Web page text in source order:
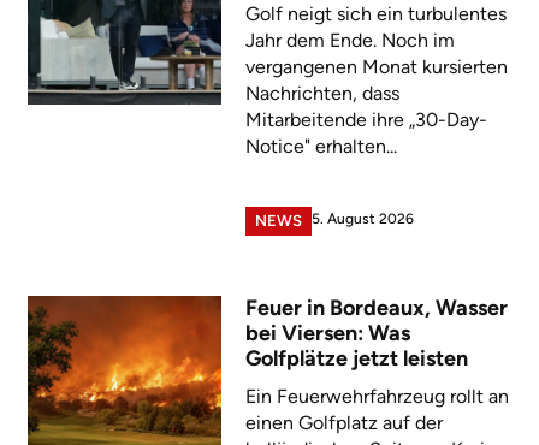
Golf neigt sich ein turbulentes
Jahr dem Ende. Noch im
vergangenen Monat kursierten
Nachrichten, dass
Mitarbeitende ihre „30-Day-
Notice" erhalten...
NEWS 5. August 2026
Feuer in Bordeaux, Wasser
bei Viersen: Was
Golfplätze jetzt leisten
Ein Feuerwehrfahrzeug rollt an
einen Golfplatz auf der